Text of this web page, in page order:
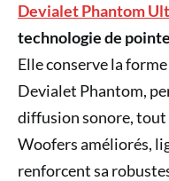
Devialet Phantom
technologie de
Elle conserve la
Devialet Phantom,
diffusion sonore, tout
Woofers améliorés,
renforcent sa